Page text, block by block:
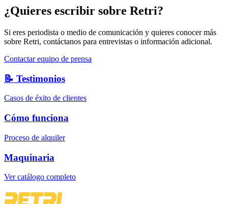
¿Quieres escribir sobre Retri?
Si eres periodista o medio de comunicación y quieres conocer más
sobre Retri, contáctanos para entrevistas o información adicional.
Contactar equipo de prensa
📝 Testimonios
Casos de éxito de clientes
Cómo funciona
Proceso de alquiler
Maquinaria
Ver catálogo completo